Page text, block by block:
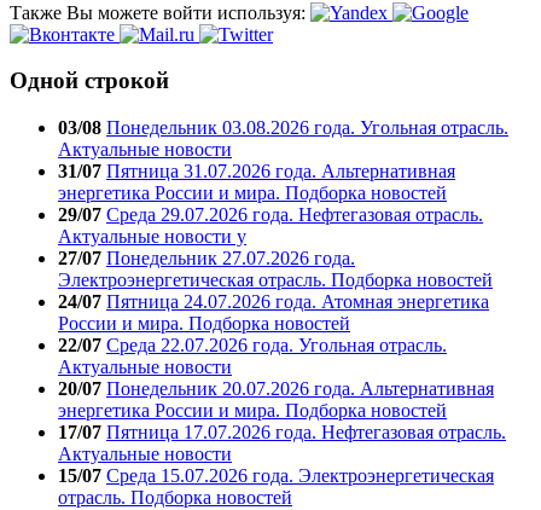
Также Вы можете войти используя:
Одной строкой
03/08 Понедельник 03.08.2026 года. Угольная отрасль.
Актуальные новости
31/07 Пятница 31.07.2026 года. Альтернативная
энергетика России и мира. Подборка новостей
29/07 Среда 29.07.2026 года. Нефтегазовая отрасль.
Актуальные новости у
27/07 Понедельник 27.07.2026 года.
Электроэнергетическая отрасль. Подборка новостей
24/07 Пятница 24.07.2026 года. Атомная энергетика
России и мира. Подборка новостей
22/07 Среда 22.07.2026 года. Угольная отрасль.
Актуальные новости
20/07 Понедельник 20.07.2026 года. Альтернативная
энергетика России и мира. Подборка новостей
17/07 Пятница 17.07.2026 года. Нефтегазовая отрасль.
Актуальные новости
15/07 Среда 15.07.2026 года. Электроэнергетическая
отрасль. Подборка новостей